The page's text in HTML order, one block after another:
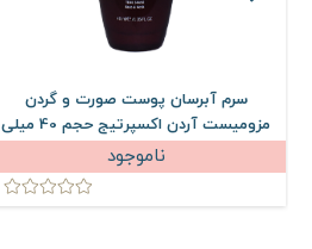
سرم آبرسان پوست صورت و گردن
مزومیست آردن اکسپرتیج حجم 40 میلی
لیتر
ناموجود